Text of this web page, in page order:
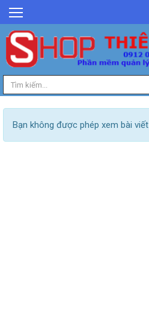
GIỚI THIỆU
TIN TỨC
SẢN PHẨM
DỊCH VỤ
TIỆN ÍCH
Bạn không được phép xem bài viết